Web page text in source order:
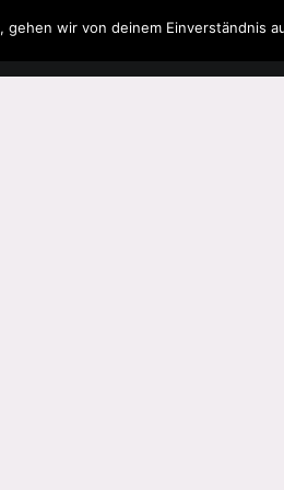
Musik Spielzeug Literatur
wir von deinem Einverständnis